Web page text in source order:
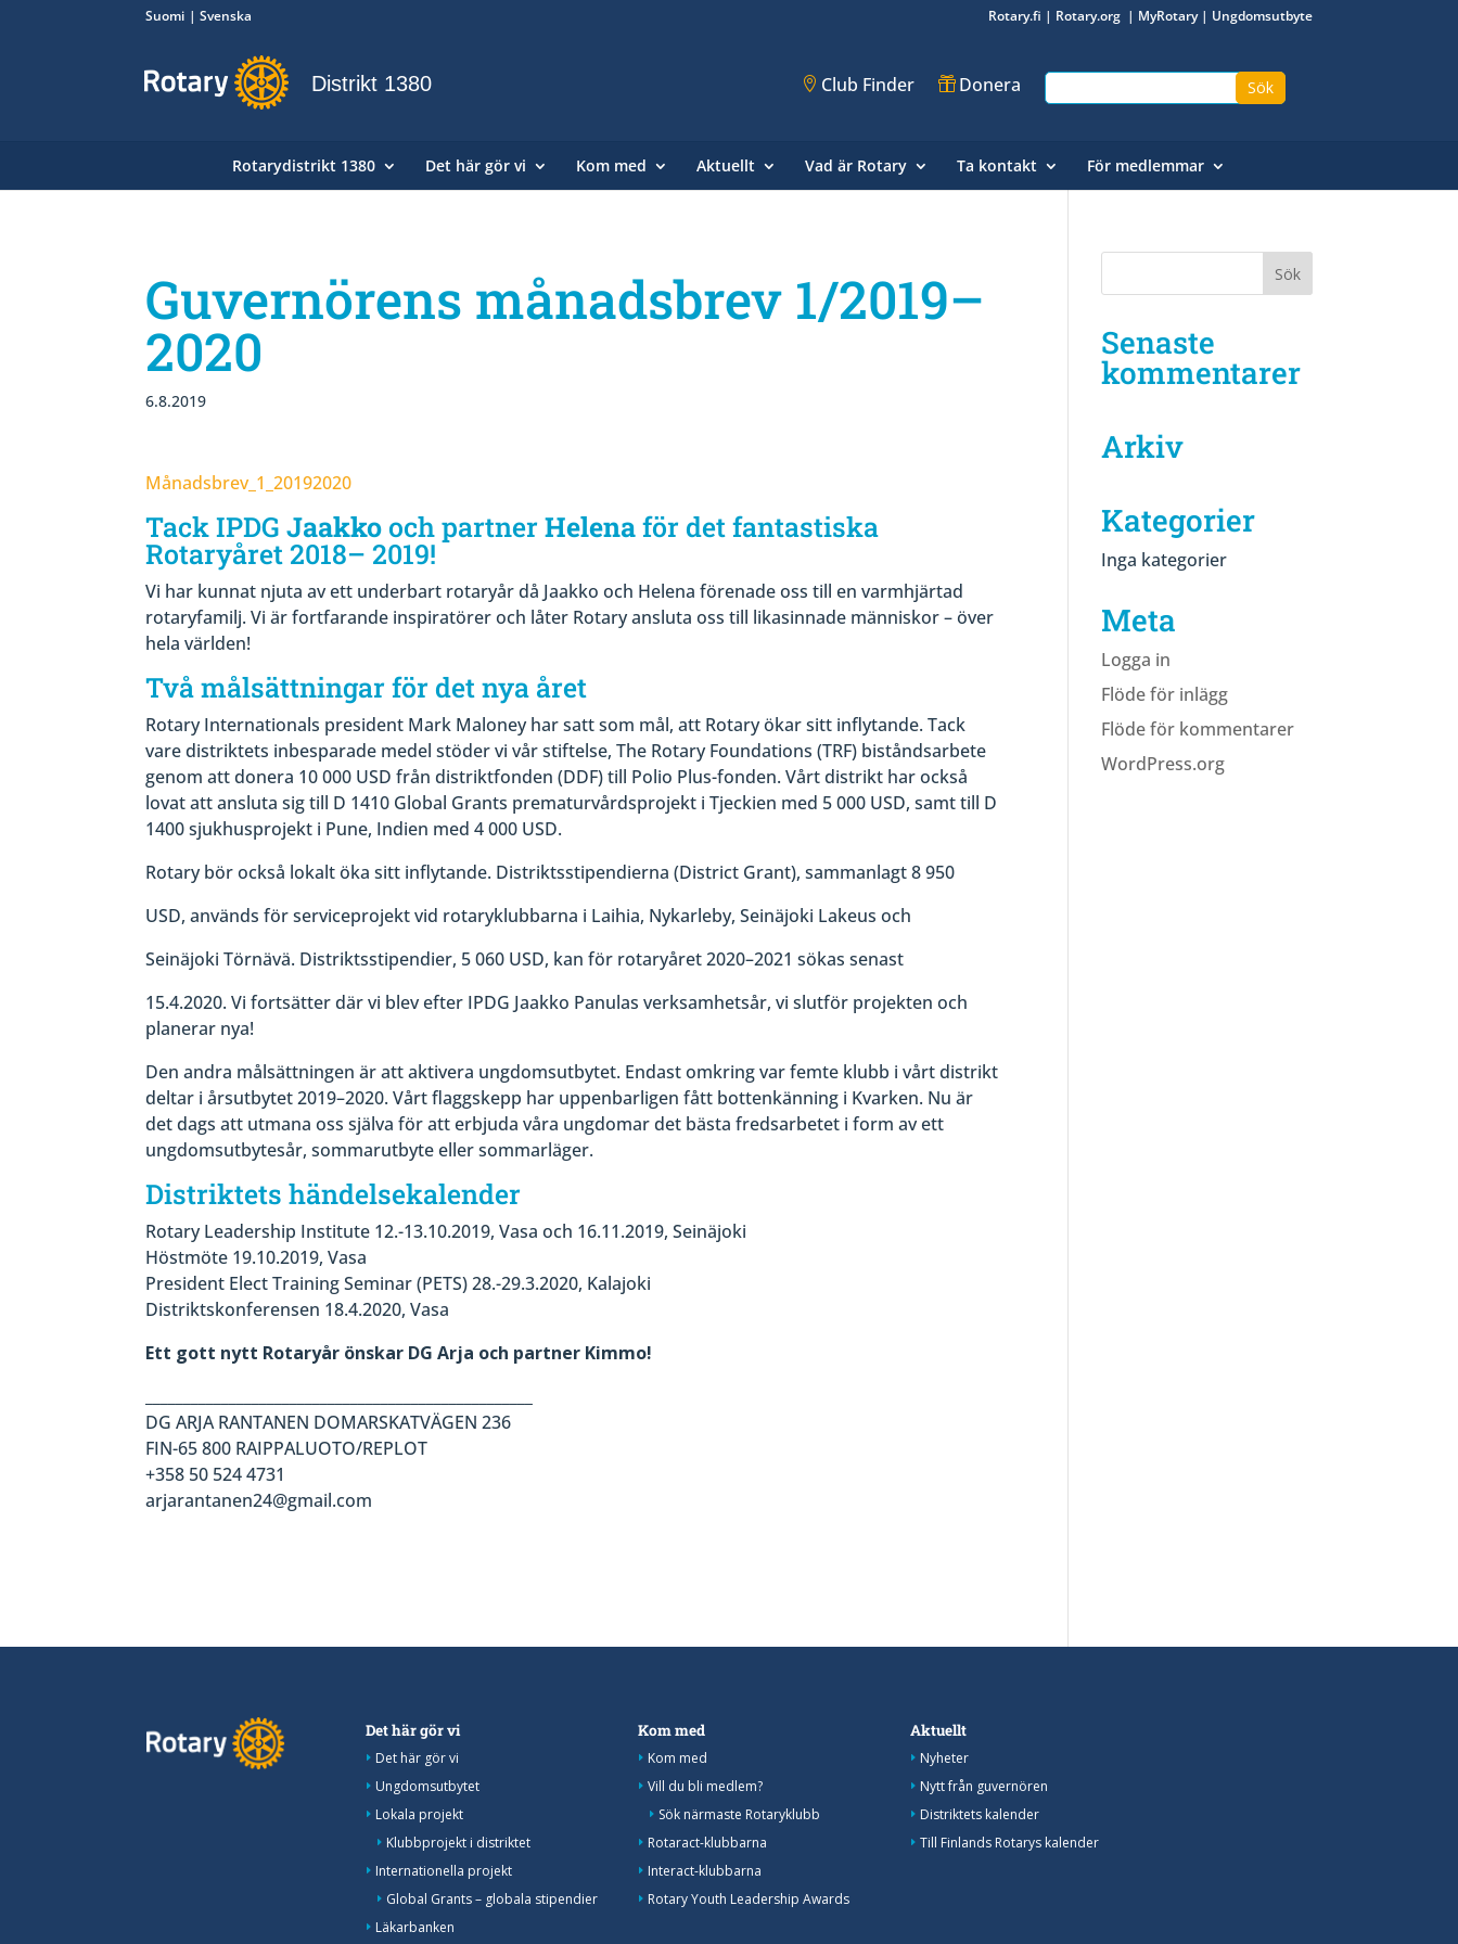
Suomi Svenska Rotary.fi | Rotary.org | MyRotary| Ungdomsutbyte
Distrikt 1380 Club Finder Donera
Rotarydistrikt 1380 Det här gör vi Kom med Aktuellt Vad är Rotary Ta kontakt För medlemmar
Guvernörens månadsbrev 1/2019–
2020
6.8.2019
Månadsbrev_1_20192020
Tack IPDGJaakkooch partnerHelenaför det fantastiska
Rotaryåret 2018– 2019!
Vi har kunnat njuta av ett underbart rotaryår då Jaakko och Helena förenade oss till en varmhjärtad
rotaryfamilj. Vi är fortfarande inspiratörer och låter Rotary ansluta oss till likasinnade människor – över
hela världen!
Två målsättningar för det nya året
Rotary Internationals president Mark Maloney har satt som mål, att Rotary ökar sitt inflytande. Tack
vare distriktets inbesparade medel stöder vi vår stiftelse, The Rotary Foundations (TRF) biståndsarbete
genom att donera 10 000 USD från distriktfonden (DDF) till Polio Plus-fonden. Vårt distrikt har också
lovat att ansluta sig till D 1410 Global Grants prematurvårdsprojekt i Tjeckien med 5 000 USD, samt till D
1400 sjukhusprojekt i Pune, Indien med 4 000 USD.
Rotary bör också lokalt öka sitt inflytande. Distriktsstipendierna (District Grant), sammanlagt 8 950
USD, används för serviceprojekt vid rotaryklubbarna i Laihia, Nykarleby, Seinäjoki Lakeus och
Seinäjoki Törnävä. Distriktsstipendier, 5 060 USD, kan för rotaryåret 2020–2021 sökas senast
15.4.2020. Vi fortsätter där vi blev efter IPDG Jaakko Panulas verksamhetsår, vi slutför projekten och
planerar nya!
Den andra målsättningen är att aktivera ungdomsutbytet. Endast omkring var femte klubb i vårt distrikt
deltar i årsutbytet 2019–2020. Vårt flaggskepp har uppenbarligen fått bottenkänning i Kvarken. Nu är
det dags att utmana oss själva för att erbjuda våra ungdomar det bästa fredsarbetet i form av ett
ungdomsutbytesår, sommarutbyte eller sommarläger.
Distriktets händelsekalender
Rotary Leadership Institute 12.-13.10.2019, Vasa och 16.11.2019, Seinäjoki
Höstmöte 19.10.2019, Vasa
President Elect Training Seminar (PETS) 28.-29.3.2020, Kalajoki
Distriktskonferensen 18.4.2020, Vasa
Ett gott nytt Rotaryår önskar DG Arja och partner Kimmo!
DG ARJA RANTANEN DOMARSKATVÄGEN 236
FIN-65 800 RAIPPALUOTO/REPLOT
+358 50 524 4731
arjarantanen24@gmail.com
Senaste
kommentarer
Arkiv
Kategorier
Inga kategorier
Meta
Logga in
Flöde för inlägg
Flöde för kommentarer
WordPress.org
Det här gör vi
Det här gör vi
Ungdomsutbytet
Lokala projekt
Klubbprojekt i distriktet
Internationella projekt
Global Grants – globala stipendier
Läkarbanken
Kom med
Kom med
Vill du bli medlem?
Sök närmaste Rotaryklubb
Rotaract-klubbarna
Interact-klubbarna
Rotary Youth Leadership Awards
Aktuellt
Nyheter
Nytt från guvernören
Distriktets kalender
Till Finlands Rotarys kalender